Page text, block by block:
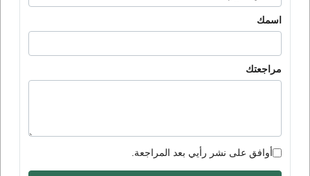
اسمك
مراجعتك
أوافق على نشر رأيي بعد المراجعة.